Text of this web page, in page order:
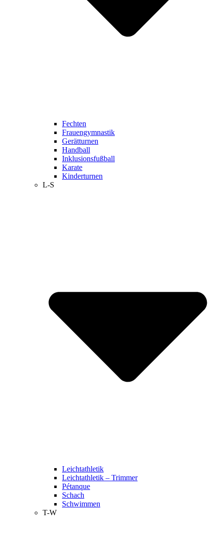
Fechten
Frauengymnastik
Gerätturnen
Handball
Inklusionsfußball
Karate
Kinderturnen
L-S
Leichtathletik
Leichtathletik – Trimmer
Pétanque
Schach
Schwimmen
T-W